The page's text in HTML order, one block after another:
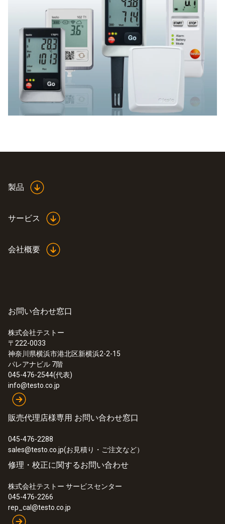
医薬品、食品、電子機器、美術品などの繊細な製品を扱う
業界で活用されており、輸送先に到着した時点で、衝撃の
許容範囲が守られていたかどうかをすぐに確認できます。
製品
サービス
会社概要
お問い合わせ窓口
株式会社テストー
〒222-0033
神奈川県横浜市港北区新横浜2-2-15
パレアナビル 7階
045-476-2544(代表)
info@testo.co.jp
販売代理店様専用 お問い合わせ窓口
045-476-2288
sales@testo.co.jp(お見積り・ご注文など）
修理・校正に関するお問い合わせ
株式会社テストー サービスセンター
045-476-2266
rep_cal@testo.co.jp